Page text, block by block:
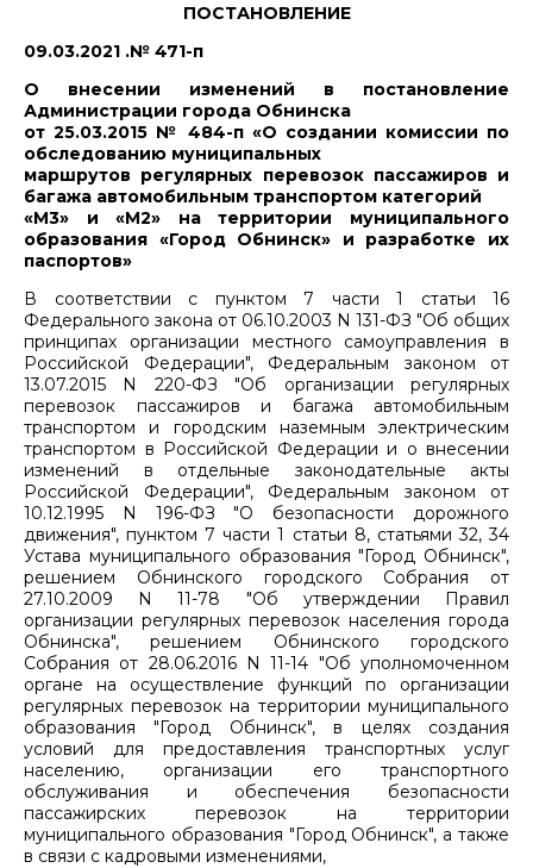
ПОСТАНОВЛЕНИЕ
09.03.2021 .№ 471-п
О внесении изменений в постановление
Администрации города Обнинска
от 25.03.2015 № 484-п «О создании комиссии по
обследованию муниципальных
маршрутов регулярных перевозок пассажиров и
багажа автомобильным транспортом категорий
«М3» и «М2» на территории муниципального
образования «Город Обнинск» и разработке их
паспортов»
В соответствии с пунктом 7 части 1 статьи 16
Федерального закона от 06.10.2003 N 131-ФЗ "Об общих
принципах организации местного самоуправления в
Российской Федерации", Федеральным законом от
13.07.2015 N 220-ФЗ "Об организации регулярных
перевозок пассажиров и багажа автомобильным
транспортом и городским наземным электрическим
транспортом в Российской Федерации и о внесении
изменений в отдельные законодательные акты
Российской Федерации", Федеральным законом от
10.12.1995 N 196-ФЗ "О безопасности дорожного
движения", пунктом 7 части 1 статьи 8, статьями 32, 34
Устава муниципального образования "Город Обнинск",
решением Обнинского городского Собрания от
27.10.2009 N 11-78 "Об утверждении Правил
организации регулярных перевозок населения города
Обнинска", решением Обнинского городского
Собрания от 28.06.2016 N 11-14 "Об уполномоченном
органе на осуществление функций по организации
регулярных перевозок на территории муниципального
образования "Город Обнинск", в целях создания
условий для предоставления транспортных услуг
населению, организации его транспортного
обслуживания и обеспечения безопасности
пассажирских перевозок на территории
муниципального образования "Город Обнинск", а также
в связи с кадровыми изменениями,